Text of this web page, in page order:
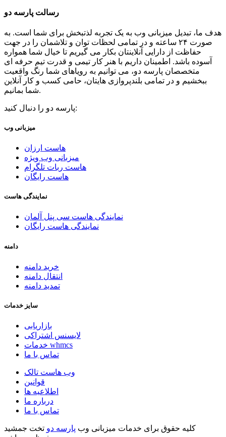
رسالت پارسه دو
هدف ما، تبدیل میزبانی وب به یک تجربه لذتبخش برای شما است. به
صورت ۲۴ ساعته و در تمامی لحظات توان و تلاشمان را در جهت
حفاظت از دارایی آنلاینتان بکار می گیریم تا خیال شما همواره
آسوده باشد. اطمینان داریم با هنر کار تیمی و قدرت تیم حرفه ای
متخصصان پارسه دو، می توانیم به رویاهای شما رنگ واقعیت
ببخشیم و در تمامی بلندپروازی هایتان، حامی کسب و کار آنلاین
شما بمانیم.
پارسه دو را دنبال کنید:
میزبانی وب
هاست ارزان
میزبانی وب ویژه
هاست ربات تلگرام
هاست رایگان
نمایندگی هاست
نمایندگی هاست سی پنل آلمان
نمایندگی هاست رایگان
دامنه
خرید دامنه
انتقال دامنه
تمدید دامنه
سایز خدمات
بازاریابی
لایسنس اشتراکی
خدمات whmcs
تماس با ما
وب هاست تالک
قوانین
اطلاعیه ها
درباره ما
تماس با ما
کلیه حقوق برای خدمات میزبانی وب پارسه دو تخت جمشید